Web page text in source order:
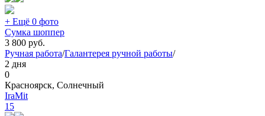
+ Ещё 0 фото
Сумка шоппер
3 800 руб.
Ручная работа/Галантерея ручной работы/
2 дня
0
Красноярск, Солнечный
IraMit
15